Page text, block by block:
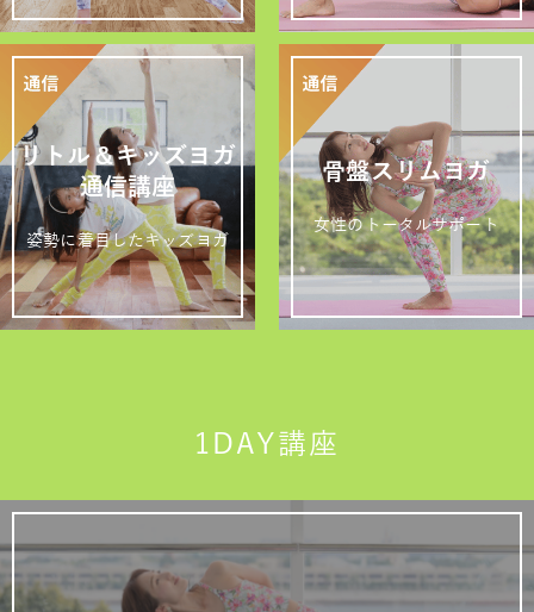
リトル＆キッズヨガ
通信講座
姿勢に着目したキッズヨガ
骨盤スリムヨガ
女性のトータルサポート
1DAY講座